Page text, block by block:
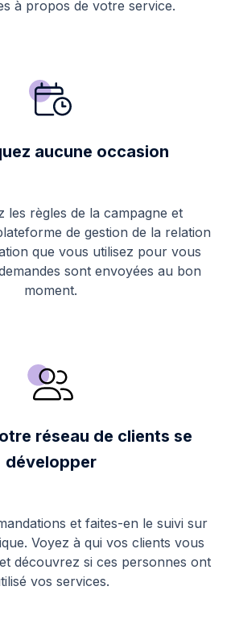
à propos de votre service.
aucune occasion
les règles de la campagne et
de gestion de la relation
que vous utilisez pour vous
sont envoyées au bon
moment.
réseau de clients se
développer
et faites-en le suivi sur
Voyez à qui vos clients vous
découvrez si ces personnes ont
vos services.